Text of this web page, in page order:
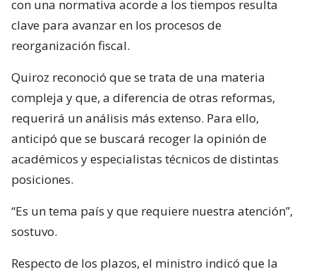
con una normativa acorde a los tiempos resulta
clave para avanzar en los procesos de
reorganización fiscal.
Quiroz reconoció que se trata de una materia
compleja y que, a diferencia de otras reformas,
requerirá un análisis más extenso. Para ello,
anticipó que se buscará recoger la opinión de
académicos y especialistas técnicos de distintas
posiciones.
“Es un tema país y que requiere nuestra atención”,
sostuvo.
Respecto de los plazos, el ministro indicó que la